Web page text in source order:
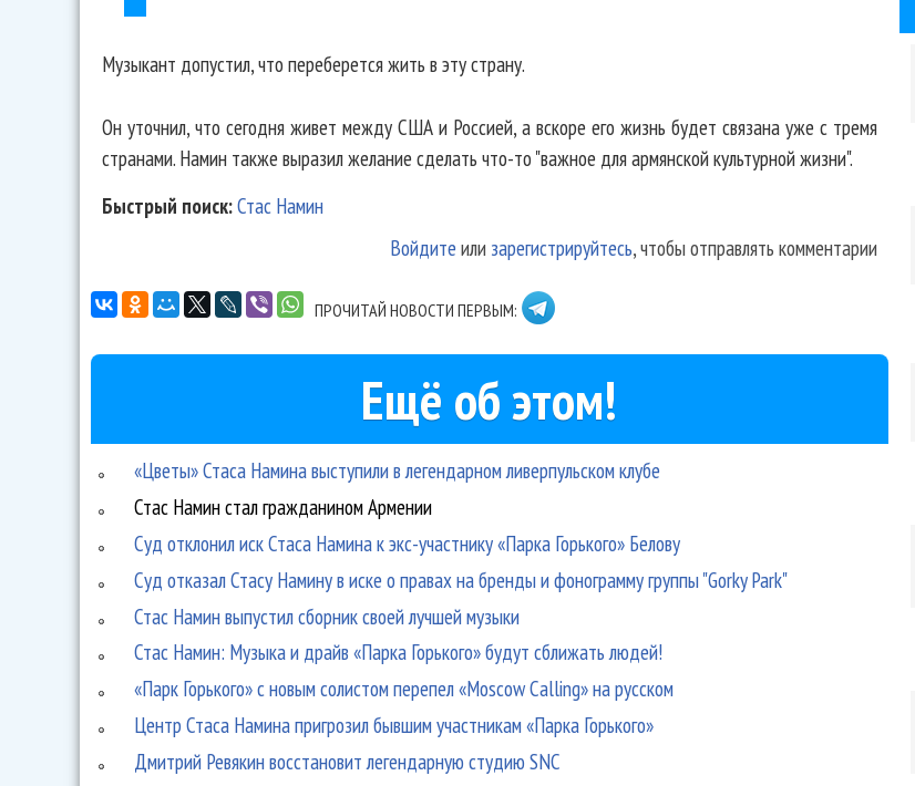
Музыкант допустил, что переберется жить в эту страну.
Он уточнил, что сегодня живет между США и Россией, а вскоре его жизнь будет связана уже с тремя
странами. Намин также выразил желание сделать что-то "важное для армянской культурной жизни".
Быстрый поиск:Стас Намин
Войдите или зарегистрируйтесь, чтобы отправлять комментарии
ПРОЧИТАЙ НОВОСТИ ПЕРВЫМ:
Ещё об этом!
«Цветы» Стаса Намина выступили в легендарном ливерпульском клубе
Стас Намин стал гражданином Армении
Суд отклонил иск Стаса Намина к экс-участнику «Парка Горького» Белову
Суд отказал Стасу Намину в иске о правах на бренды и фонограмму группы "Gorky Park"
Стас Намин выпустил сборник своей лучшей музыки
Стас Намин: Музыка и драйв «Парка Горького» будут сближать людей!
«Парк Горького» с новым солистом перепел «Moscow Calling» на русском
Центр Стаса Намина пригрозил бывшим участникам «Парка Горького»
Дмитрий Ревякин восстановит легендарную студию SNC